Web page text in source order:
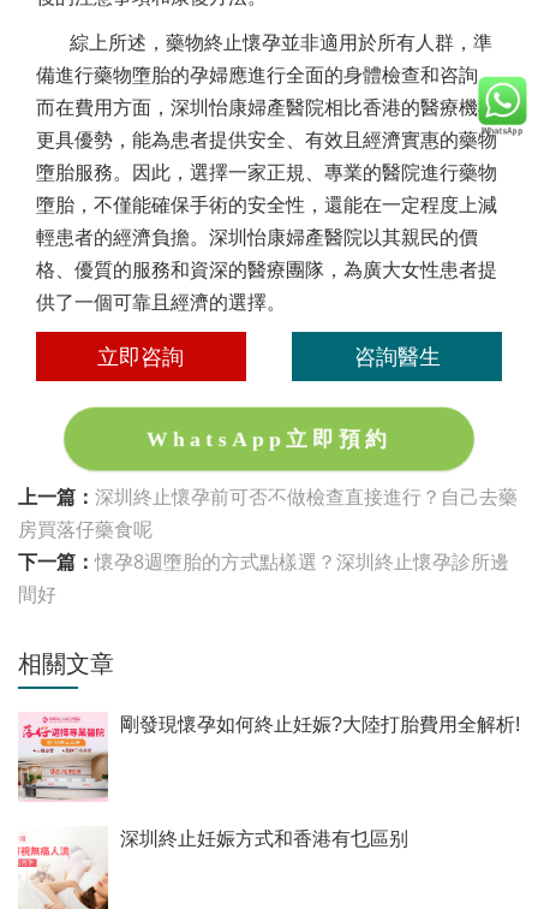
綜上所述，藥物終止懷孕並非適用於所有人群，準
備進行藥物墮胎的孕婦應進行全面的身體檢查和咨詢。
而在費用方面，深圳怡康婦產醫院相比香港的醫療機構
更具優勢，能為患者提供安全、有效且經濟實惠的藥物
墮胎服務。因此，選擇一家正規、專業的醫院進行藥物
墮胎，不僅能確保手術的安全性，還能在一定程度上減
輕患者的經濟負擔。深圳怡康婦產醫院以其親民的價
格、優質的服務和資深的醫療團隊，為廣大女性患者提
供了一個可靠且經濟的選擇。
立即咨詢 咨詢醫生
WhatsApp立即預約
上一篇： 深圳終止懷孕前可否不做檢查直接進行？自己去藥
房買落仔藥食呢
下一篇：懷孕8週墮胎的方式點樣選？深圳終止懷孕診所邊
間好
相關文章
剛發現懷孕如何終止妊娠?大陸打胎費用全解析!
深圳終止妊娠方式和香港有乜區别